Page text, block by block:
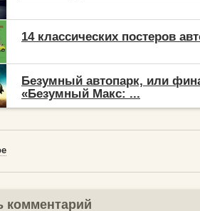
14 классических постеров
Безумный автопарк, или
«Безумный Макс: ...
комментарий